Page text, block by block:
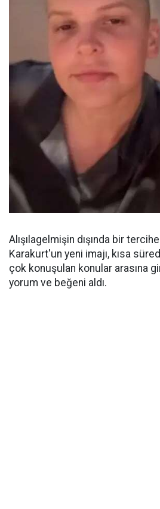
Alışılagelmişin dışında bir
Karakurt'un yeni imajı, kısa
çok konuşulan konular arasına
yorum ve beğeni aldı.